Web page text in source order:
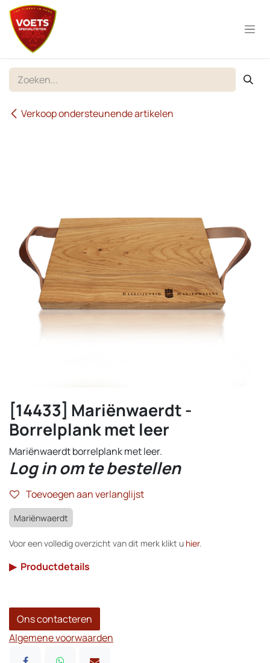
Overslaan naar inhoud
Verkoop ondersteunende artikelen
[14433] Mariënwaerdt -
Borrelplank met leer
Mariënwaerdt borrelplank met leer.
Log in om te bestellen
Toevoegen aan verlanglijst
Mariënwaerdt
Voor een volledig overzicht van dit merk klikt u hier.
▶ Productdetails
Ons contacteren
Algemene voorwaarden